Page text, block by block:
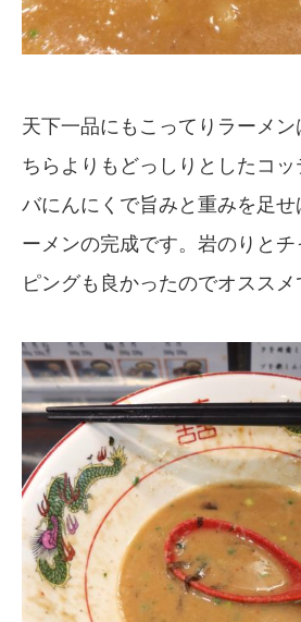
天下一品にもこってりラーメ
ちらよりもどっしりとしたコ
バにんにくで旨みと重みを足せ
ーメンの完成です。岩のりと
ピングも良かったのでオススメ